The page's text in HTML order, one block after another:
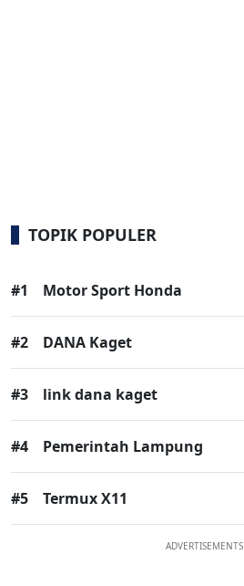
TOPIK POPULER
#1 Motor Sport Honda
#2 DANA Kaget
#3 link dana kaget
#4 Pemerintah Lampung
#5 Termux X11
ADVERTISEMENTS